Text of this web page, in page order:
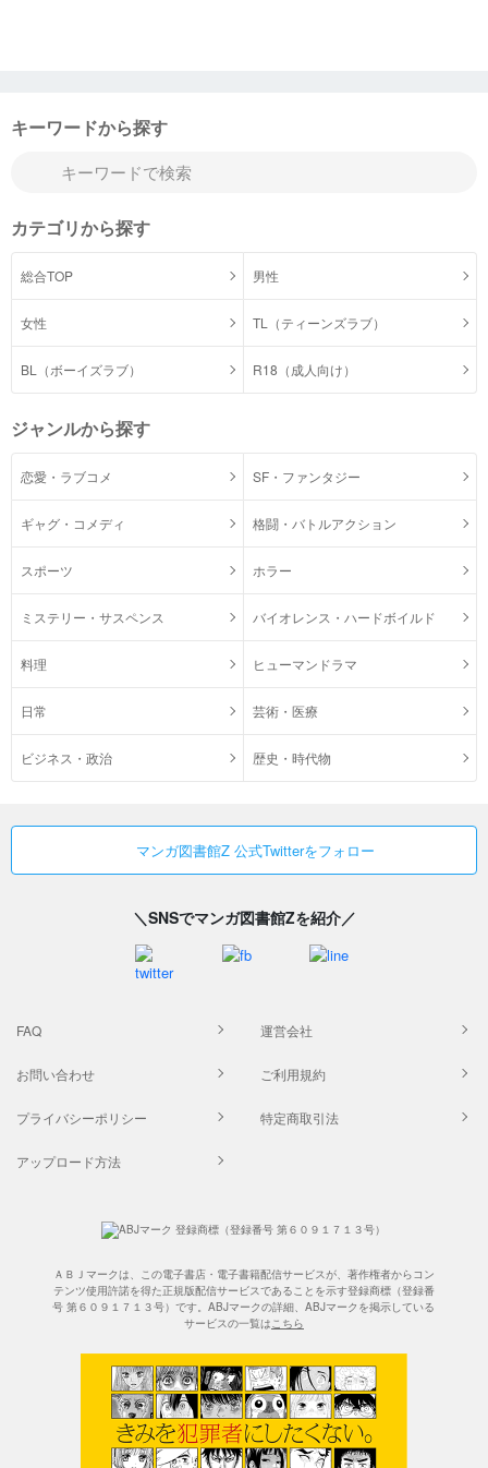
キーワードから探す
カテゴリから探す
総合TOP 男性
女性 TL（ティーンズラブ）
BL（ボーイズラブ） R18（成人向け）
ジャンルから探す
恋愛・ラブコメ SF・ファンタジー
ギャグ・コメディ 格闘・バトルアクション
スポーツ ホラー
ミステリー・サスペンス バイオレンス・ハードボイルド
料理 ヒューマンドラマ
日常 芸術・医療
ビジネス・政治 歴史・時代物
マンガ図書館Z 公式Twitterをフォロー
＼SNSでマンガ図書館Zを紹介／
FAQ 運営会社
お問い合わせ ご利用規約
プライバシーポリシー 特定商取引法
アップロード方法
ＡＢＪマークは、この電子書店・電子書籍配信サービスが、著作権者からコン
テンツ使用許諾を得た正規版配信サービスであることを示す登録商標（登録番
号 第６０９１７１３号）です。ABJマークの詳細、ABJマークを掲示している
サービスの一覧はこちら